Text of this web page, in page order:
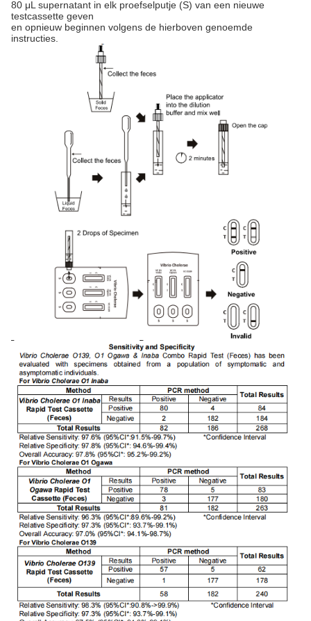
80 μL supernatant in elk proefselputje (S) van een nieuwe
testcassette geven
en opnieuw beginnen volgens de hierboven genoemde
instructies.